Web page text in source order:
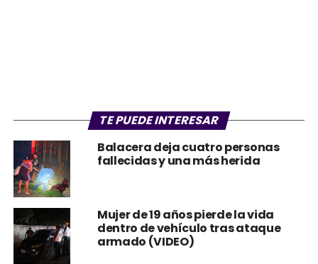
TE PUEDE INTERESAR
Balacera deja cuatro personas
fallecidas y una más herida
Mujer de 19 años pierde la vida
dentro de vehículo tras ataque
armado (VIDEO)